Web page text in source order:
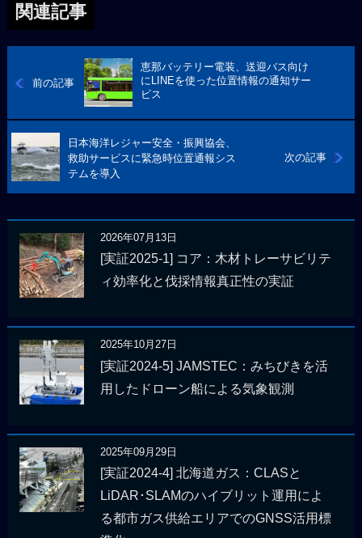
関連記事
前の記事
恵那バッテリー電装、送迎バス向け
にLINEを使った位置情報の通知サー
ビス
次の記事
日本海洋レジャー安全・振興協会、
救助サービスに緊急時位置通報シス
テムを導入
2026年07月13日
[実証2025-1] コア：木材トレーサビリテ
ィ効率化と伐採情報真正性の実証
2025年10月27日
[実証2024-5] JAMSTEC：みちびきを活
用したドローン船による気象観測
2025年09月29日
[実証2024-4] 北海道ガス：CLASと
LiDAR･SLAMのハイブリット運用によ
る都市ガス供給エリアでのGNSS活用標